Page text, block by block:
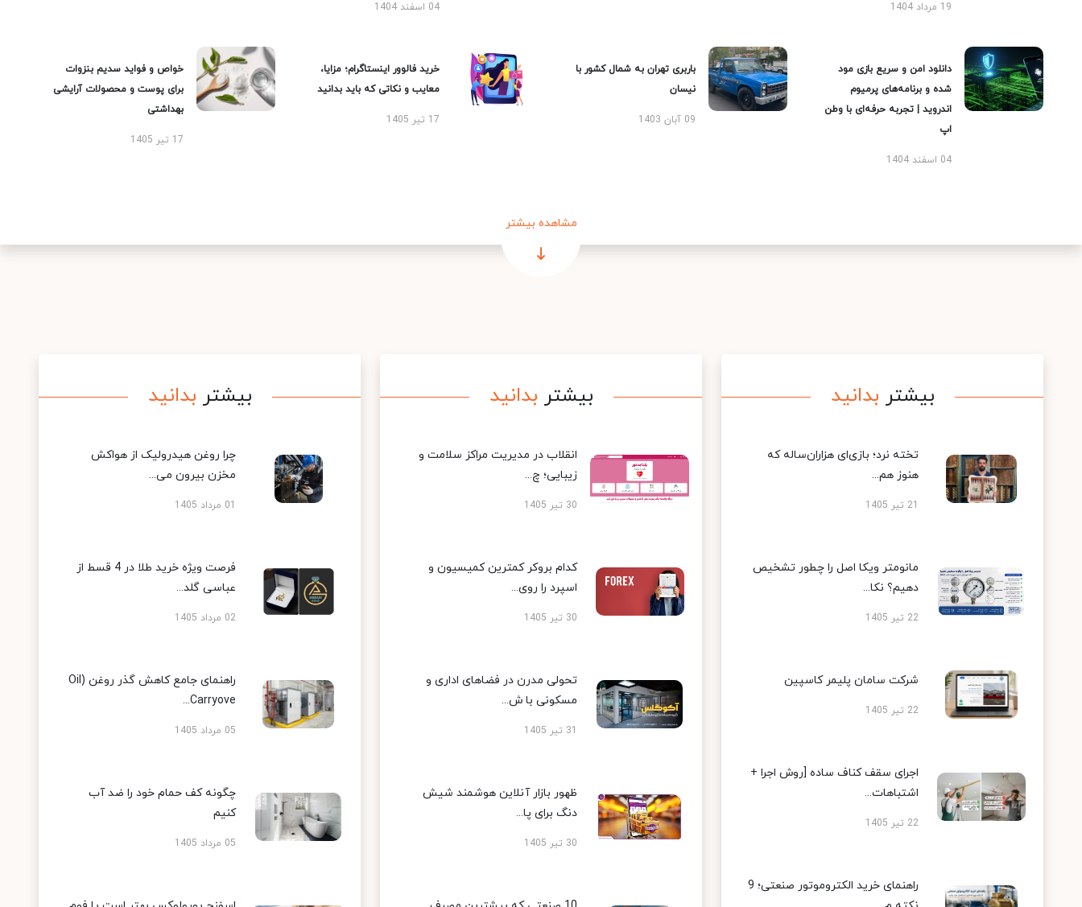
19 مرداد 1404 04 اسفند 1404
دانلود امن و سریع بازی مود
شده و برنامه‌های پرمیوم
اندروید | تجربه حرفه‌ای با وطن
اپ
04 اسفند 1404
باربری تهران به شمال کشور با
نیسان
09 آبان 1403
خرید فالوور اینستاگرام؛ مزایا،
معایب و نکاتی که باید بدانید
17 تیر 1405
خواص و فواید سدیم بنزوات
برای پوست و محصولات آرایشی
بهداشتی
17 تیر 1405
مشاهده بیشتر
بیشتر بدانید
تخته نرد؛ بازی‌ای هزاران‌ساله که
هنوز هم...
21 تیر 1405
مانومتر ویکا اصل را چطور تشخیص
دهیم؟ نکا...
22 تیر 1405
شرکت سامان پلیمر کاسپین
22 تیر 1405
اجرای سقف کناف ساده [روش اجرا +
اشتباهات...
22 تیر 1405
راهنمای خرید الکتروموتور صنعتی؛ 9
بیشتر بدانید
انقلاب در مدیریت مراکز سلامت و
زیبایی؛ چ...
30 تیر 1405
کدام بروکر کمترین کمیسیون و
اسپرد را روی...
30 تیر 1405
تحولی مدرن در فضاهای اداری و
مسکونی با ش...
31 تیر 1405
ظهور بازار آنلاین هوشمند شیش
دنگ برای پا...
30 تیر 1405
بیشتر بدانید
چرا روغن هیدرولیک از هواکش
مخزن بیرون می...
01 مرداد 1405
فرصت ویژه خرید طلا در 4 قسط از
عباسی گلد...
02 مرداد 1405
راهنمای جامع کاهش گذر روغن (Oil
Carryove...
05 مرداد 1405
چگونه کف حمام خود را ضد آب
کنیم
05 مرداد 1405